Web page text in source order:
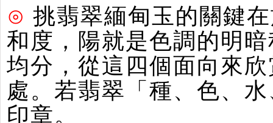
⊙ 挑翡翠緬甸玉的關鍵
和度，陽就是色調的明
均分，從這四個面向來
處。若翡翠「種、色、
印章。